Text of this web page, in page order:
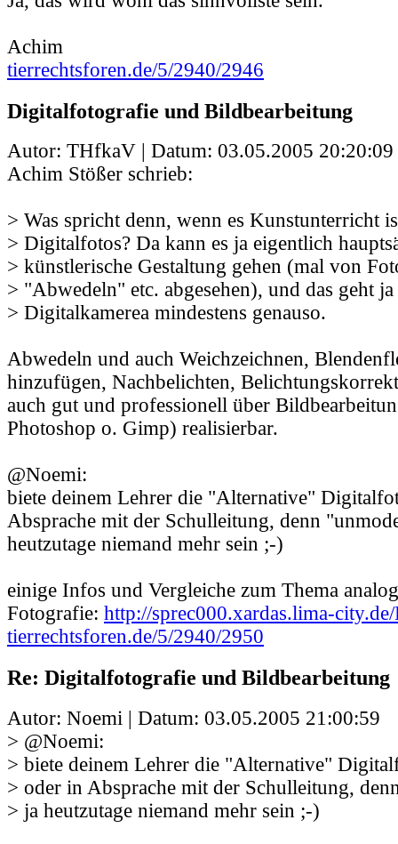
Achim
tierrechtsforen.de/5/2940/2946
Digitalfotografie und Bildbearbeitung
Autor: THfkaV | Datum: 03.05.2005 20:20:09
Achim Stößer schrieb:
> Was spricht denn, wenn es Kunstunterricht
> Digitalfotos? Da kann es ja eigentlich
> künstlerische Gestaltung gehen (mal von
> "Abwedeln" etc. abgesehen), und das geht
> Digitalkamerea mindestens genauso.
Abwedeln und auch Weichzeichnen,
hinzufügen, Nachbelichten,
auch gut und professionell über
Photoshop o. Gimp) realisierbar.
@Noemi:
biete deinem Lehrer die "Alternative"
Absprache mit der Schulleitung, denn
heutzutage niemand mehr sein ;-)
einige Infos und Vergleiche zum Thema
Fotografie: http://sprec000.xardas.lima-
tierrechtsforen.de/5/2940/2950
Re: Digitalfotografie und Bildbearbeitung
Autor: Noemi | Datum: 03.05.2005 21:00:59
> @Noemi:
> biete deinem Lehrer die "Alternative"
> oder in Absprache mit der Schulleitung,
> ja heutzutage niemand mehr sein ;-)